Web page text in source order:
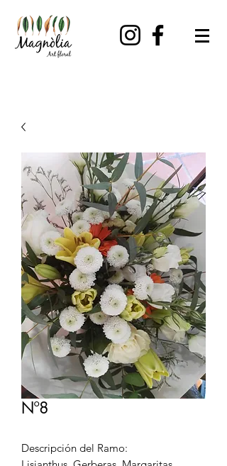
Nº8
Descripción del Ramo: